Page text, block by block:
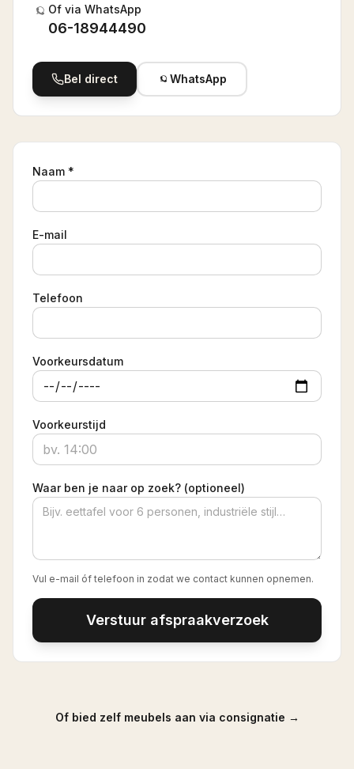
Of via WhatsApp
06-18944490
Bel direct WhatsApp
Naam *
E-mail
Telefoon
Voorkeursdatum
Voorkeurstijd
Waar ben je naar op zoek? (optioneel)
Vul e-mail óf telefoon in zodat we contact kunnen opnemen.
Verstuur afspraakverzoek
Of bied zelf meubels aan via consignatie →